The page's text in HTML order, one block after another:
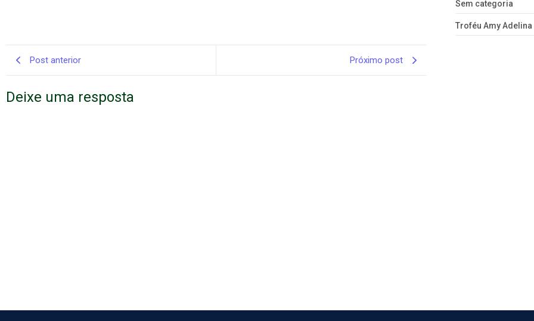
Sem categoria
Troféu Amy Adelina
Post anterior Próximo post
Deixe uma resposta